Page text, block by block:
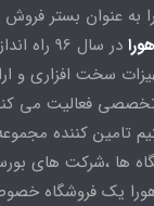
به عنوان بستر
در سال
سخت افزاری و
فعالیت می
تامین کننده
ها ،شرکت های
یک فروشگاه